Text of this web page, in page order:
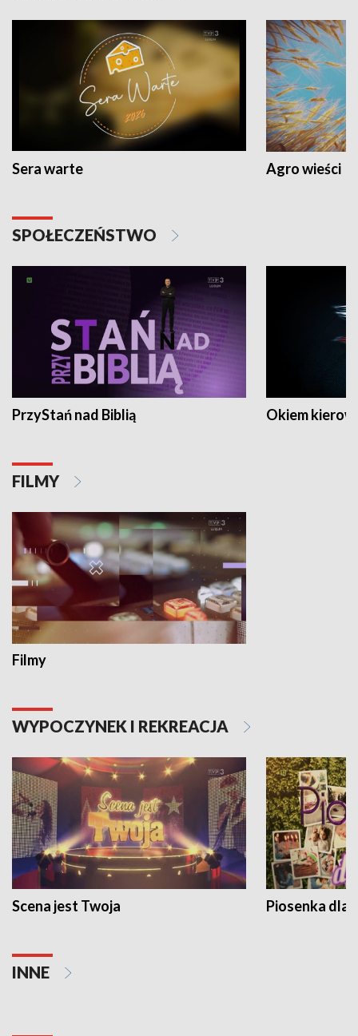
Sera warte Agro wieści
SPOŁECZEŃSTWO
PrzyStań nad Biblią Okiem
FILMY
Filmy
WYPOCZYNEK I REKREACJA
Scena jest Twoja Piosenka dla
INNE